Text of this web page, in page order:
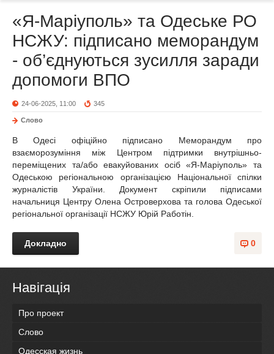
«Я-Маріуполь» та Одеське РО
НСЖУ: підписано меморандум
- об’єднуються зусилля заради
допомоги ВПО
24-06-2025, 11:00 345
Слово
В Одесі офіційно підписано Меморандум про
взаєморозуміння між Центром підтримки внутрішньо-
переміщених та/або евакуйованих осіб «Я-Маріуполь» та
Одеською регіональною організацією Національної спілки
журналістів України. Документ скріпили підписами
начальниця Центру Олена Островерхова та голова Одеської
регіональної організації НСЖУ Юрій Работін.
0
Докладно
Навігація
Про проект
Слово
Одесская жизнь